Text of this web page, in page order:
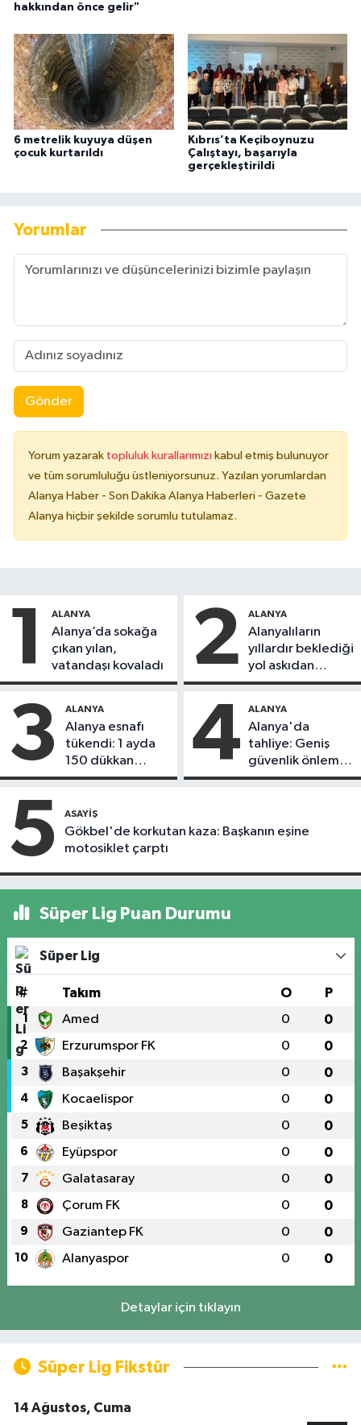
hakkından önce gelir"
6 metrelik kuyuya düşen
çocuk kurtarıldı
Kıbrıs’ta Keçiboynuzu
Çalıştayı, başarıyla
gerçekleştirildi
Yorumlar
Gönder
Yorum yazarak topluluk kurallarımızı kabul etmiş bulunuyor
ve tüm sorumluluğu üstleniyorsunuz. Yazılan yorumlardan
Alanya Haber - Son Dakika Alanya Haberleri - Gazete
Alanya hiçbir şekilde sorumlu tutulamaz.
1 ALANYA
Alanya’da sokağa
çıkan yılan,
vatandaşı kovaladı
2 ALANYA
Alanyalıların
yıllardır beklediği
yol askıdan
döndü
3 ALANYA
Alanya esnafı
tükendi: 1 ayda
150 dükkan
kapandı
4 ALANYA
Alanya'da
tahliye: Geniş
güvenlik önlemi
alındı
5 ASAYIŞ
Gökbel'de korkutan kaza: Başkanın eşine
motosiklet çarptı
Süper Lig Puan Durumu
Süper Lig
# Takım O P
1 Amed 0 0
2 Erzurumspor FK 0 0
3 Başakşehir 0 0
4 Kocaelispor 0 0
5 Beşiktaş 0 0
6 Eyüpspor 0 0
7 Galatasaray 0 0
8 Çorum FK 0 0
9 Gaziantep FK 0 0
10 Alanyaspor 0 0
Detaylar için tıklayın
Süper Lig Fikstür
14 Ağustos, Cuma